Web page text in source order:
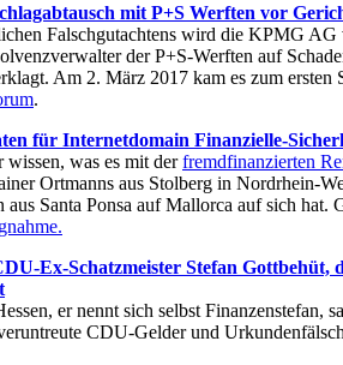
mit P+S Werften vor
Falschgutachtens wird die KPMG
der P+S-Werften auf
Am 2. März 2017 kam es zum ersten
.
für Internetdomain Finanzielle-
was es mit derfremdfinanzierten
Ortmanns aus Stolberg in Nordrhein-
Santa Ponsa auf Mallorca auf sich hat.
Ex-Schatzmeister Stefan Gottbehüt,
er nennt sich selbst Finanzenstefan,
CDU-Gelder und